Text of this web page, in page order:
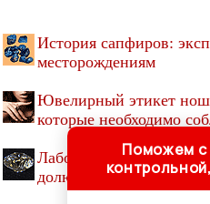
История сапфиров:
месторождениям
Ювелирный этикет
которые необходимо
Лабораторные
долю рынка
Поможем с